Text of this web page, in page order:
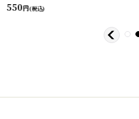
550円(税込)